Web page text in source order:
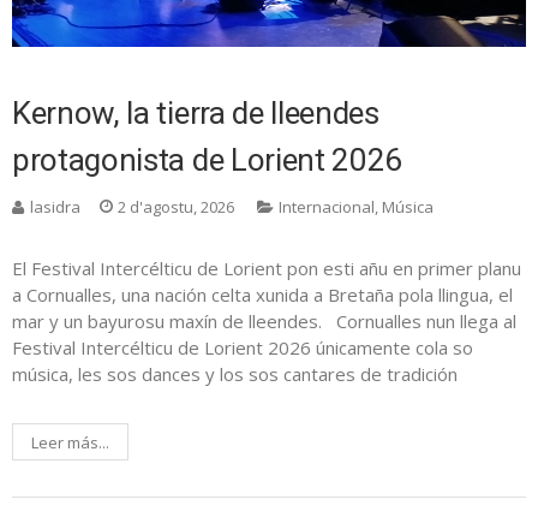
Kernow, la tierra de lleendes
protagonista de Lorient 2026
lasidra 2 d'agostu, 2026 Internacional, Música
El Festival Intercélticu de Lorient pon esti añu en primer planu
a Cornualles, una nación celta xunida a Bretaña pola llingua, el
mar y un bayurosu maxín de lleendes. Cornualles nun llega al
Festival Intercélticu de Lorient 2026 únicamente cola so
música, les sos dances y los sos cantares de tradición
Leer más...